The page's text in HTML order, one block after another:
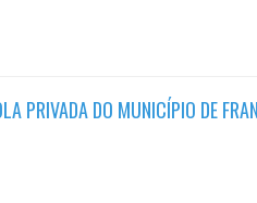
PRIVADA DO MUNICÍPIO DE